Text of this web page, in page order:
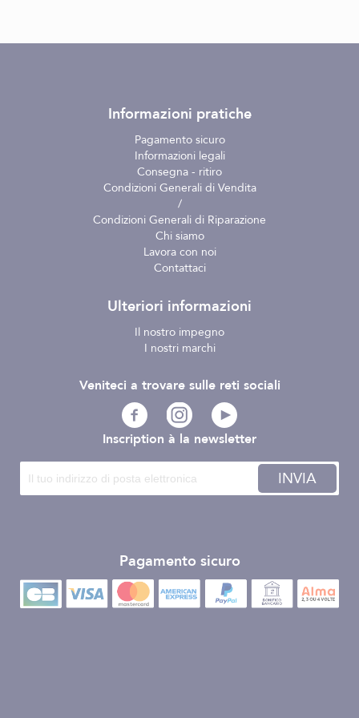
Informazioni pratiche
Pagamento sicuro
Informazioni legali
Consegna - ritiro
Condizioni Generali di Vendita
/
Condizioni Generali di Riparazione
Chi siamo
Lavora con noi
Contattaci
Ulteriori informazioni
Il nostro impegno
I nostri marchi
Inscription à la newsletter
INVIA
Pagamento sicuro
Veniteci a trovare sulle reti sociali